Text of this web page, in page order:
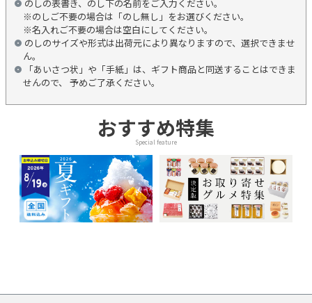
のしの表書き、のし下の名前をご入力ください。
※のしご不要の場合は「のし無し」をお選びください。
※名入れご不要の場合は空白にしてください。
のしのサイズや形式は出荷元により異なりますので、選択できませ
ん。
「あいさつ状」や「手紙」は、ギフト商品と同送することはできま
せんので、 予めご了承ください。
おすすめ特集
Special feature